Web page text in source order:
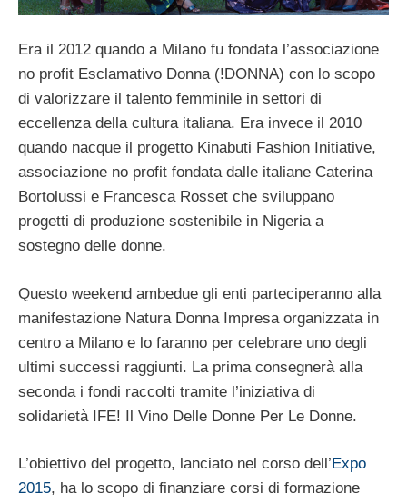
Era il 2012 quando a Milano fu fondata l’associazione
no profit Esclamativo Donna (!DONNA) con lo scopo
di valorizzare il talento femminile in settori di
eccellenza della cultura italiana. Era invece il 2010
quando nacque il progetto Kinabuti Fashion Initiative,
associazione no profit fondata dalle italiane Caterina
Bortolussi e Francesca Rosset che sviluppano
progetti di produzione sostenibile in Nigeria a
sostegno delle donne.
Questo weekend ambedue gli enti parteciperanno alla
manifestazione Natura Donna Impresa organizzata in
centro a Milano e lo faranno per celebrare uno degli
ultimi successi raggiunti. La prima consegnerà alla
seconda i fondi raccolti tramite l’iniziativa di
solidarietà IFE! Il Vino Delle Donne Per Le Donne.
L’obiettivo del progetto, lanciato nel corso dell’Expo
2015, ha lo scopo di finanziare corsi di formazione